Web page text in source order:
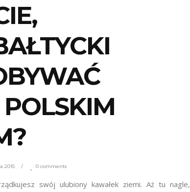
2015 0 comments
swój ulubiony kawałek ziemi. Aż tu nagle,